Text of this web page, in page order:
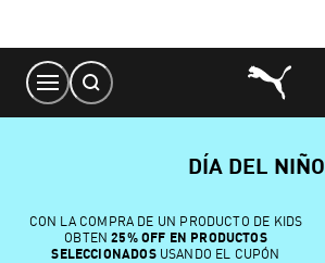
Content
DÍA DEL NIÑO
CON LA COMPRA DE UN PRODUCTO DE KIDS
OBTEN 25% OFF EN PRODUCTOS
SELECCIONADOSUSANDO EL CUPÓN